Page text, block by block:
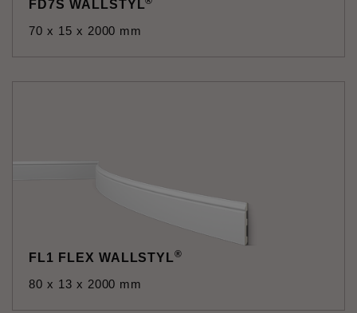
FD7S WALLSTYL
70 x 15 x 2000 mm
FL1 FLEX WALLSTYL®
80 x 13 x 2000 mm